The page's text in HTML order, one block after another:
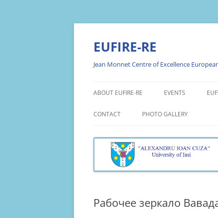
Skip
EUFIRE-RE
Jean Monnet Centre of Excellence
ABOUT EUFIRE-RE
ABOUT THE PROJECT
RESEARCH THEMES
TEAM
EVENTS
PROMOTION
WORKSHOPS
ROUND TABLES
CONTACT PHOTO GALLERY
PHOTO GALLERY EUFIRE 2024
PHOTO GALLERY EUFIRE
Рабочее зеркало